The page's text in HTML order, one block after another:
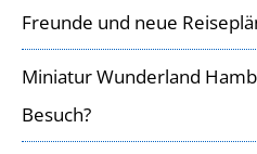
Freunde und neue
Miniatur Wunderland
Besuch?